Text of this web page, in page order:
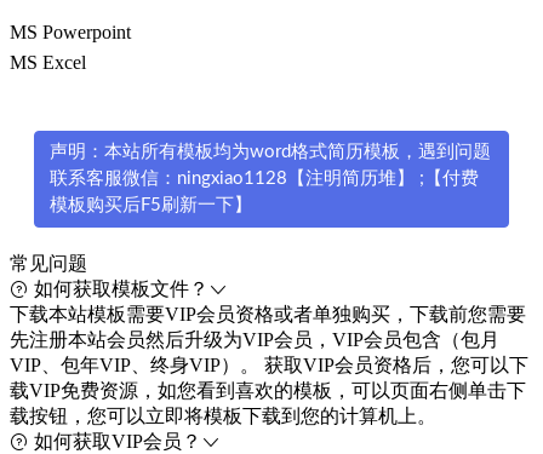
MS Powerpoint
MS Excel
声明：本站所有模板均为word格式简历模板，遇到问题
联系客服微信：ningxiao1128【注明简历堆】 ;【付费
模板购买后F5刷新一下】
常见问题
如何获取模板文件？
下载本站模板需要VIP会员资格或者单独购买，下载前您需要
先注册本站会员然后升级为VIP会员，VIP会员包含（包月
VIP、包年VIP、终身VIP）。 获取VIP会员资格后，您可以下
载VIP免费资源，如您看到喜欢的模板，可以页面右侧单击下
载按钮，您可以立即将模板下载到您的计算机上。
如何获取VIP会员？